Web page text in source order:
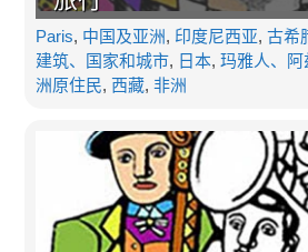
Paris, 中国及亚洲, 印度尼西亚, 古希
建筑、国家和城市, 日本, 玛雅人、阿
洲原住民, 西藏, 非洲